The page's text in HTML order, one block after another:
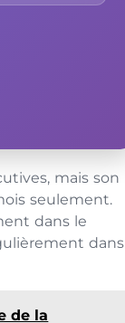
mais son
seulement.
dans le
dans
de la